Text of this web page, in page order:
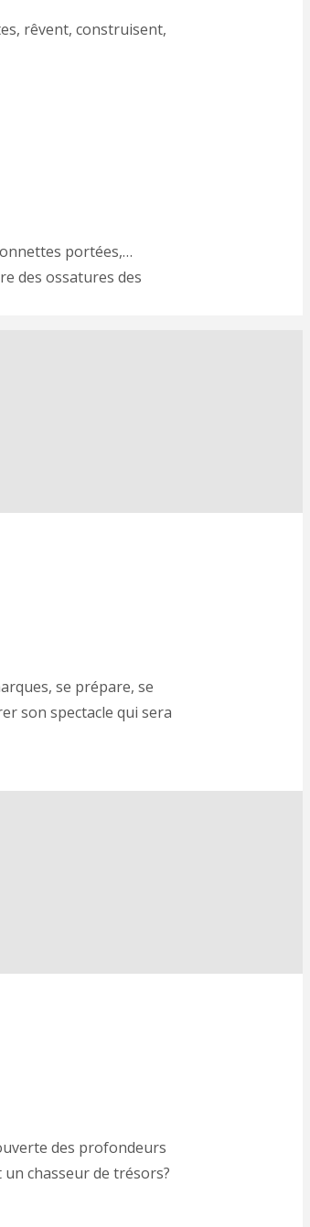
rêvent, construisent,
portées,…
des ossatures des
se prépare, se
son spectacle qui sera
des profondeurs
chasseur de trésors?